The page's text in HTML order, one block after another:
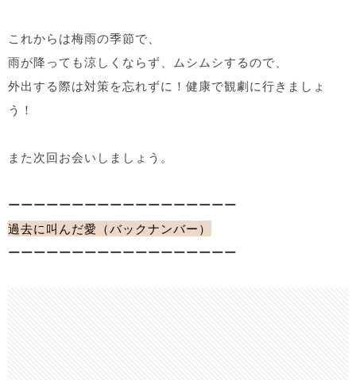
これからは梅雨の季節で、
雨が降っても涼しくならず、ムシムシするので、
外出する際は対策を忘れずに！健康で観劇に行きましょ
う！
また次回お会いしましょう。
ーーーーーーーーーーーーーーーーーー
過去に叫んだ愛（バックナンバー）
ーーーーーーーーーーーーーーーーーー